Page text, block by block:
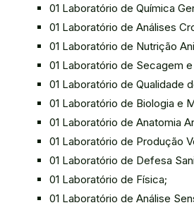
01 Laboratório de Química
01 Laboratório de Análises
01 Laboratório de Nutrição
01 Laboratório de Secagem
01 Laboratório de Qualidade
01 Laboratório de Biologia e
01 Laboratório de Anatomia
01 Laboratório de Produção
01 Laboratório de Defesa
01 Laboratório de Física;
01 Laboratório de Análise